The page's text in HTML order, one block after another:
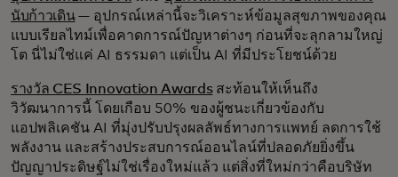
นับก้าวเดิน— อุปกรณ์เหล่านี้จะวิเคราะห์ข้อมูลสุขภาพของคุณ
แบบเรียลไทม์เพื่อคาดการณ์ปัญหาต่างๆ ก่อนที่จะลุกลามใหญ่
โต นี่ไม่ใช่แค่ AI ธรรมดา แต่เป็น AI ที่มีประโยชน์ด้วย
รางวัล CES Innovation Awardsสะท้อนให้เห็นถึง
วิวัฒนาการนี้ โดยเกือบ 50% ของผู้ชนะเกี่ยวข้องกับ
แอปพลิเคชัน AI ที่มุ่งปรับปรุงผลลัพธ์ทางการแพทย์ ลดการใช้
พลังงาน และสร้างประสบการณ์ออนไลน์ที่ปลอดภัยยิ่งขึ้น
ปัญญาประดิษฐ์ไม่ใช่เรื่องใหม่แล้ว แต่สิ่งที่ใหม่กว่าคือบริษัท